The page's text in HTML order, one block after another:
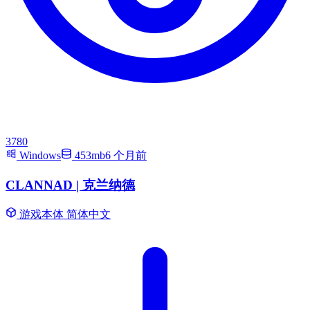
3780
Windows
453mb6 个月前
CLANNAD | 克兰纳德
游戏本体 简体中文